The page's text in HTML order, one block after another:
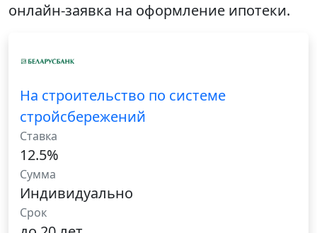
онлайн-заявка на оформление ипотеки.
На строительство по системе
стройсбережений
Ставка
12.5%
Сумма
Индивидуально
Срок